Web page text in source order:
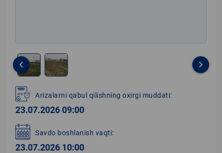
1
of
2
keyboard_arrow_left keyboard_arrow_right
Arizalarni qabul qilishning oxirgi muddati:
23.07.2026 09:00
Savdo boshlanish vaqti:
23.07.2026 10:00